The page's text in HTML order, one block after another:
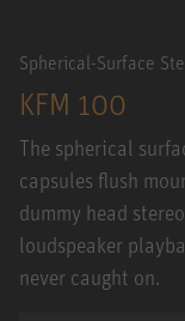
Spherical-Surface
KFM 100
The spherical
capsules flush
dummy head
loudspeaker
never caught on.